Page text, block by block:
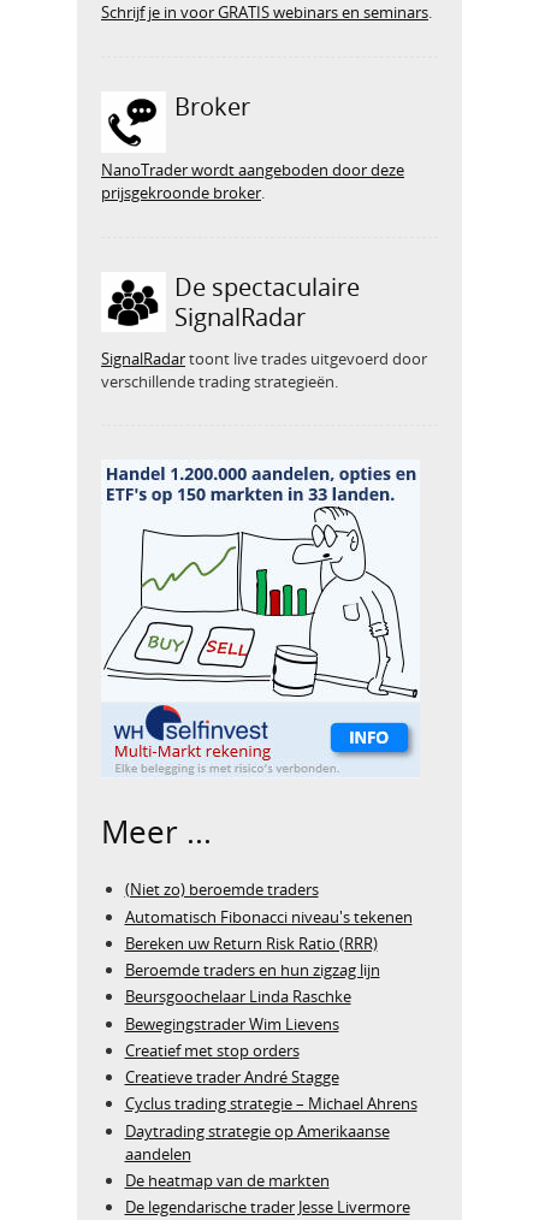
Schrijf je in voor GRATIS webinars en seminars.
Broker
NanoTrader wordt aangeboden door deze
prijsgekroonde broker.
De spectaculaire
SignalRadar
SignalRadartoont live trades uitgevoerd door
verschillende trading strategieën.
Meer ...
(Niet zo) beroemde traders
Automatisch Fibonacci niveau's tekenen
Bereken uw Return Risk Ratio (RRR)
Beroemde traders en hun zigzag lijn
Beursgoochelaar Linda Raschke
Bewegingstrader Wim Lievens
Creatief met stop orders
Creatieve trader André Stagge
Cyclus trading strategie – Michael Ahrens
Daytrading strategie op Amerikaanse
aandelen
De heatmap van de markten
De legendarische trader Jesse Livermore